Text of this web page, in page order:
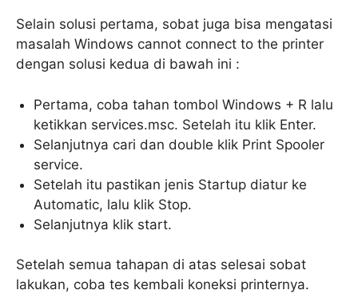
Selain solusi pertama, sobat juga bisa mengatasi
masalah Windows cannot connect to the printer
dengan solusi kedua di bawah ini :
Pertama, coba tahan tombol Windows + R lalu
ketikkan services.msc. Setelah itu klik Enter.
Selanjutnya cari dan double klik Print Spooler
service.
Setelah itu pastikan jenis Startup diatur ke
Automatic, lalu klik Stop.
Selanjutnya klik start.
Setelah semua tahapan di atas selesai sobat
lakukan, coba tes kembali koneksi printernya.